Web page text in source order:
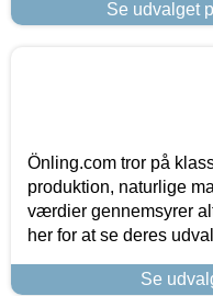
Se udvalget
Önling.com tror på
produktion, naturlige
værdier gennemsyrer
her for at se deres
Se